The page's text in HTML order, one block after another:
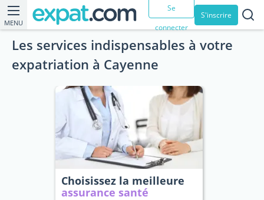
MENU
Se
connecter
S'inscrire
Les services indispensables à votre
expatriation à Cayenne
Choisissez la meilleure
assurance santé